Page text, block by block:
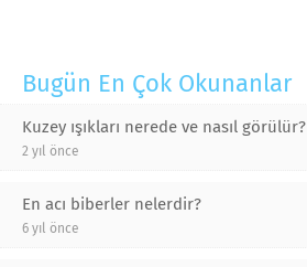
Bugün En Çok Okunanlar
Kuzey ışıkları nerede ve nasıl görülür?
2 yıl önce
En acı biberler nelerdir?
6 yıl önce